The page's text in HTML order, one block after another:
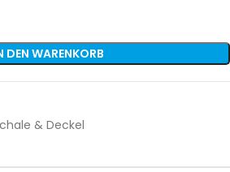
DEN WARENKORB
& Deckel